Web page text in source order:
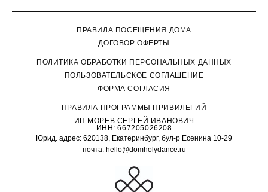
ПРАВИЛА ПОСЕЩЕНИЯ ДОМА
ДОГОВОР ОФЕРТЫ
ПОЛИТИКА ОБРАБОТКИ ПЕРСОНАЛЬНЫХ ДАННЫХ
ПОЛЬЗОВАТЕЛЬСКОЕ СОГЛАШЕНИЕ
ФОРМА СОГЛАСИЯ
ПРАВИЛА ПРОГРАММЫ ПРИВИЛЕГИЙ
ИП МОРЕВ СЕРГЕЙ ИВАНОВИЧ
ИНН: 667205026208
Юрид. адрес: 620138, Екатеринбург, бул-р Есенина 10-29
почта: hello@domholydance.ru